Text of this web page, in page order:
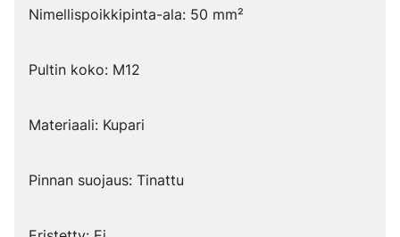
Nimellispoikkipinta-ala: 50 mm²
Pultin koko: M12
Materiaali: Kupari
Pinnan suojaus: Tinattu